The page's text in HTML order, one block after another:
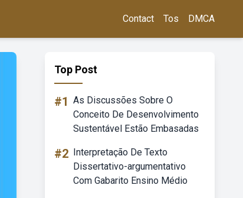
Contact Tos DMCA
Top Post
#1 As Discussões Sobre O
Conceito De Desenvolvimento
Sustentável Estão Embasadas
#2 Interpretação De Texto
Dissertativo-argumentativo
Com Gabarito Ensino Médio